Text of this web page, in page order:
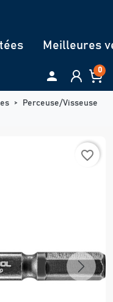
Meilleures
 0
Perceuse/Visseuse
favorite_border
Next